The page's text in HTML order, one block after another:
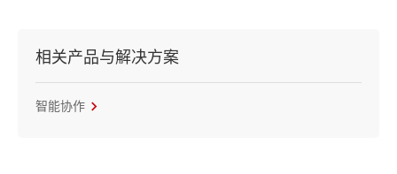
相关产品与解决方案
智能协作